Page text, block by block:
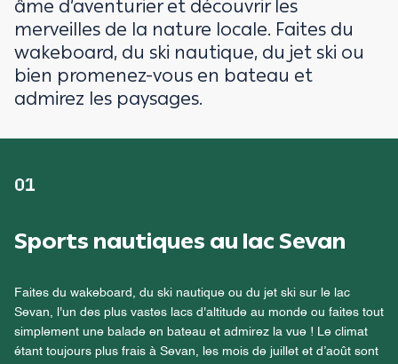
âme d’aventurier et découvrir les
merveilles de la nature locale. Faites du
wakeboard, du ski nautique, du jet ski ou
bien promenez-vous en bateau et
admirez les paysages.
01
Sports nautiques au lac Sevan
Faites du wakeboard, du ski nautique ou du jet ski sur le lac
Sevan, l'un des plus vastes lacs d'altitude au monde ou faites tout
simplement une balade en bateau et admirez la vue ! Le climat
étant toujours plus frais à Sevan, les mois de juillet et d’août sont